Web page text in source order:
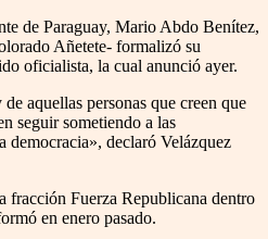
de Paraguay, Mario Abdo Benítez,
Añetete- formalizó su
oficialista, la cual anunció ayer.
aquellas personas que creen que
seguir sometiendo a las
democracia», declaró Velázquez
fracción Fuerza Republicana dentro
en enero pasado.